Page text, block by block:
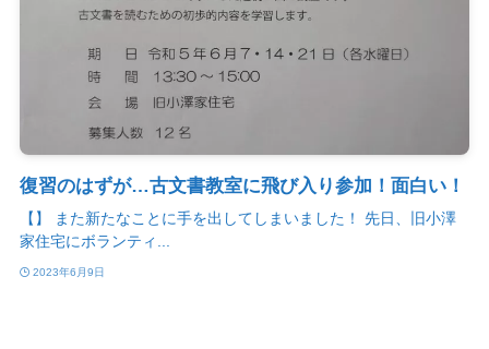
復習のはずが…古文書教室に飛び入り参加！面白い！
【】 また新たなことに手を出してしまいました！ 先日、旧小澤
家住宅にボランティ...
2023年6月9日